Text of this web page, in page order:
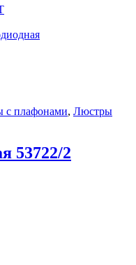
с плафонами, Люстры
53722/2